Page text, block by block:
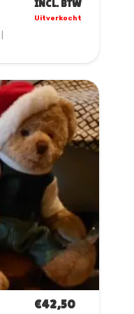
INCL. BTW
Uitverkocht
heeft
variaties.
Deze
optie
kan
gekozen
worden
op
de
productpagina
€42,50